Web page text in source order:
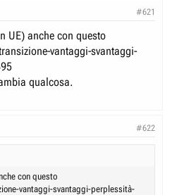
#621
UE) anche con questo
vantaggi-svantaggi-
qualcosa.
#622
con questo
vantaggi-svantaggi-perplessità-